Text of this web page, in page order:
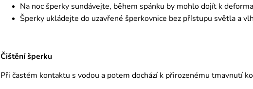
Na noc šperky sundávejte, během spánku by mohlo dojít k
Šperky ukládejte do uzavřené šperkovnice bez přístupu světla a
Čištění šperku
Při častém kontaktu s vodou a potem dochází k přirozenému tmavnutí